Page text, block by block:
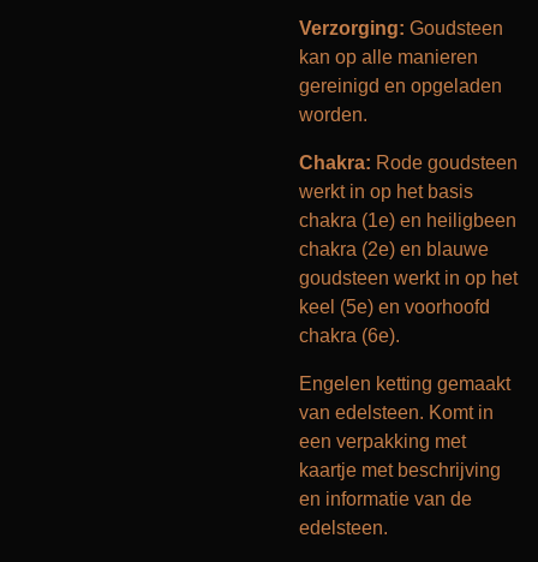
Verzorging: Goudsteen
kan op alle manieren
gereinigd en opgeladen
worden.
Chakra: Rode goudsteen
werkt in op het basis
chakra (1e) en heiligbeen
chakra (2e) en blauwe
goudsteen werkt in op het
keel (5e) en voorhoofd
chakra (6e).
Engelen ketting gemaakt
van edelsteen. Komt in
een verpakking met
kaartje met beschrijving
en informatie van de
edelsteen.